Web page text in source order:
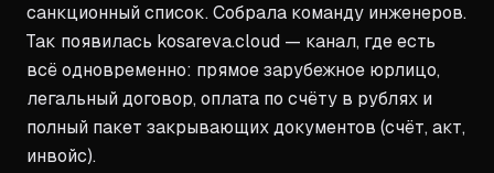
санкционный список. Собрала команду инженеров.
Так появилась kosareva.cloud — канал, где есть
всё одновременно: прямое зарубежное юрлицо,
легальный договор, оплата по счёту в рублях и
полный пакет закрывающих документов (счёт, акт,
инвойс).